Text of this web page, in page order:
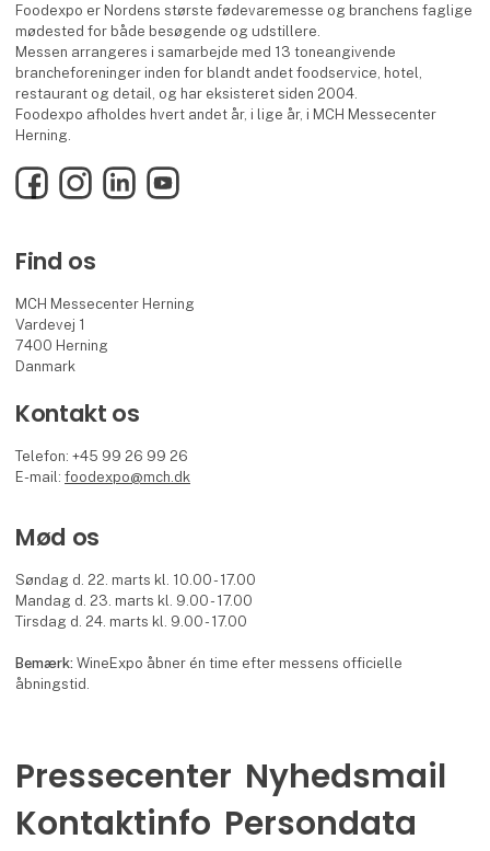
Foodexpo er Nordens største fødevaremesse og branchens faglige
mødested for både besøgende og udstillere.
Messen arrangeres i samarbejde med 13 toneangivende
brancheforeninger inden for blandt andet foodservice, hotel,
restaurant og detail, og har eksisteret siden 2004.
Foodexpo afholdes hvert andet år, i lige år, i MCH Messecenter
Herning.
FacebookInstagramLinkedInYouTube
Find os
MCH Messecenter Herning
Vardevej 1
7400 Herning
Danmark
Kontakt os
Telefon: +45 99 26 99 26
E-mail:foodexpo@mch.dk
Mød os
Søndag d. 22. marts kl. 10.00 - 17.00
Mandag d. 23. marts kl. 9.00 - 17.00
Tirsdag d. 24. marts kl. 9.00 - 17.00
Bemærk:WineExpo åbner én time efter messens officielle
åbningstid.
Pressecenter Nyhedsmail
Kontaktinfo Persondata